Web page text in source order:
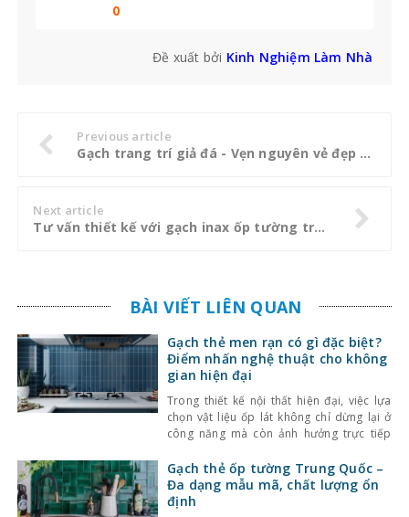
0
Đề xuất bởi Kinh Nghiệm Làm Nhà
Previous article
Gạch trang trí giả đá - Vẹn nguyên vẻ đẹp tự nhiên
Next article
Tư vấn thiết kế với gạch inax ốp tường trang trí xây dựng nhà ở
BÀI VIẾT LIÊN QUAN
Gạch thẻ men rạn có gì đặc biệt?
Điểm nhấn nghệ thuật cho không
gian hiện đại
Trong thiết kế nội thất hiện đại, việc lựa
chọn vật liệu ốp lát không chỉ dừng lại ở
công năng mà còn ảnh hưởng trực tiếp
Một trong những lựa chọn nổi bật gần đây
là gạch thẻ men rạn – dòng gạch ốp lát
Gạch thẻ ốp tường Trung Quốc –
Đa dạng mẫu mã, chất lượng ổn
định